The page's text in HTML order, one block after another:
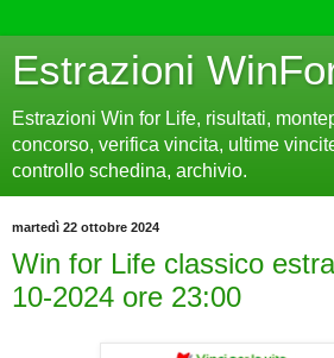
Estrazioni
Estrazioni Win for Life, risultati,
concorso, verifica vincita, ultime
controllo schedina, archivio.
martedì 22 ottobre 2024
Win for Life classico
10-2024 ore 23:00